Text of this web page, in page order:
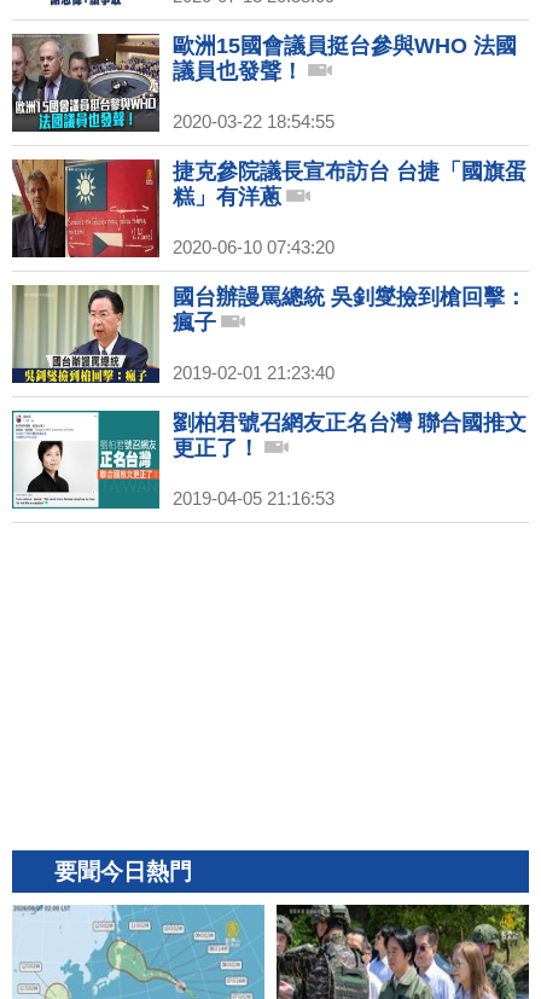
歐洲15國會議員挺台參與WHO 法國
議員也發聲！
2020-03-22 18:54:55
捷克參院議長宣布訪台 台捷「國旗蛋
糕」有洋蔥
2020-06-10 07:43:20
國台辦謾罵總統 吳釗燮撿到槍回擊：
瘋子
2019-02-01 21:23:40
劉柏君號召網友正名台灣 聯合國推文
更正了！
2019-04-05 21:16:53
要聞今日熱門